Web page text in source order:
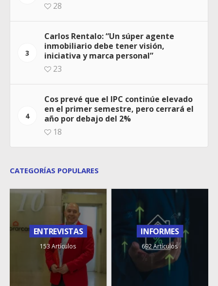
28
3
Carlos Rentalo: “Un súper agente
inmobiliario debe tener visión,
iniciativa y marca personal”
23
4
Cos prevé que el IPC continúe elevado
en el primer semestre, pero cerrará el
año por debajo del 2%
18
CATEGORÍAS POPULARES
ENTREVISTAS
153 Artículos
INFORMES
692 Artículos